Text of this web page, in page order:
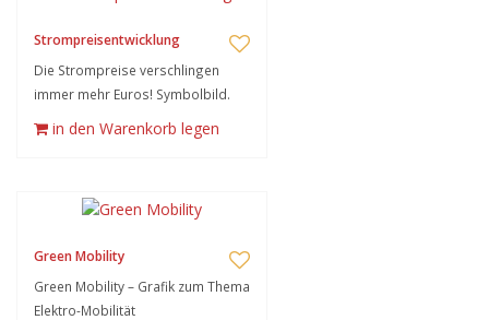
Strompreisentwicklung
Die Strompreise verschlingen
immer mehr Euros! Symbolbild.
in den Warenkorb legen
Green Mobility
Green Mobility – Grafik zum Thema
Elektro-Mobilität